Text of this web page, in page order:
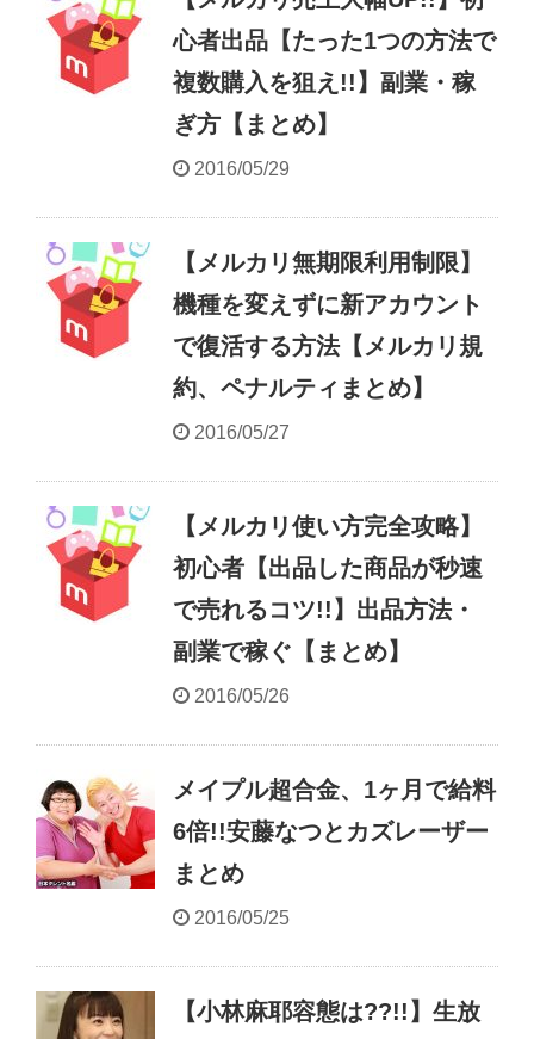
心者出品【たった1つの方法で
複数購入を狙え!!】副業・稼
ぎ方【まとめ】
2016/05/29
【メルカリ無期限利用制限】
機種を変えずに新アカウント
で復活する方法【メルカリ規
約、ペナルティまとめ】
2016/05/27
【メルカリ使い方完全攻略】
初心者【出品した商品が秒速
で売れるコツ!!】出品方法・
副業で稼ぐ【まとめ】
2016/05/26
メイプル超合金、1ヶ月で給料
6倍!!安藤なつとカズレーザー
まとめ
2016/05/25
【小林麻耶容態は??!!】生放